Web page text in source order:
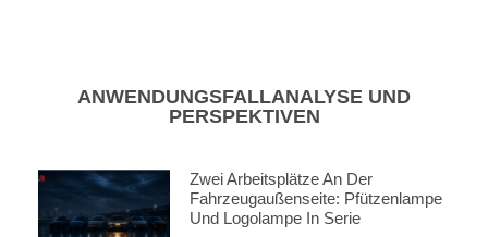
ANWENDUNGSFALLANALYSE UND
PERSPEKTIVEN
Zwei Arbeitsplätze An Der
Fahrzeugaußenseite: Pfützenlampe
Und Logolampe In Serie